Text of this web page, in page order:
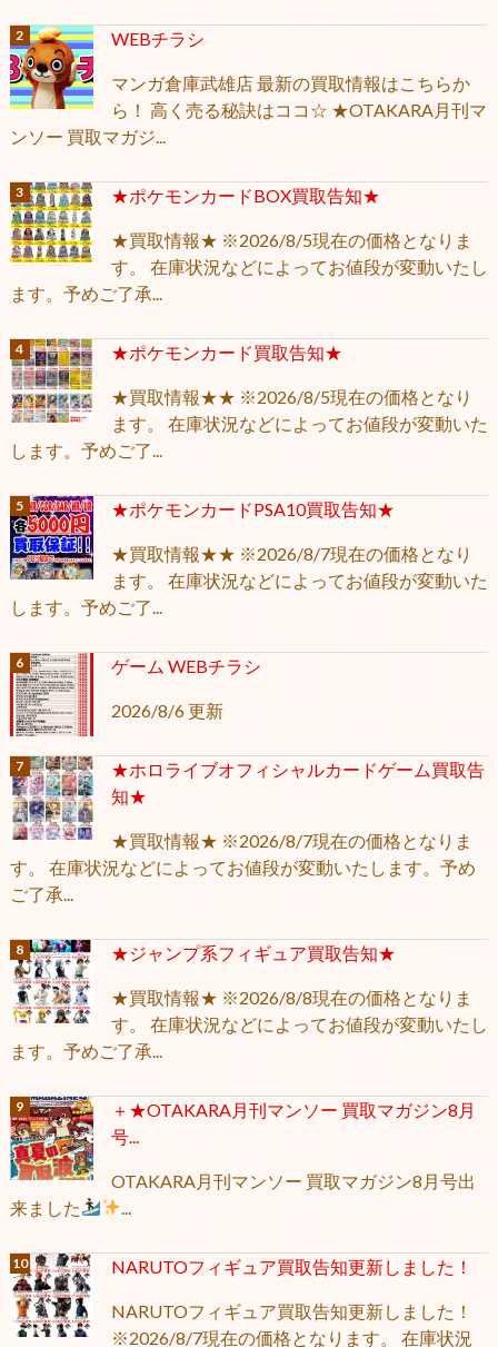
WEBチラシ
マンガ倉庫武雄店 最新の買取情報はこちらか
ら！ 高く売る秘訣はココ☆ ★OTAKARA月刊マ
ンソー 買取マガジ...
★ポケモンカードBOX買取告知★
★買取情報★ ※2026/8/5現在の価格となりま
す。 在庫状況などによってお値段が変動いたし
ます。予めご了承...
★ポケモンカード買取告知★
★買取情報★★ ※2026/8/5現在の価格となり
ます。 在庫状況などによってお値段が変動いた
します。予めご了...
★ポケモンカードPSA10買取告知★
★買取情報★★ ※2026/8/7現在の価格となり
ます。 在庫状況などによってお値段が変動いた
します。予めご了...
ゲーム WEBチラシ
2026/8/6 更新
★ホロライブオフィシャルカードゲーム買取告
知★
★買取情報★ ※2026/8/7現在の価格となりま
す。 在庫状況などによってお値段が変動いたします。予め
ご了承...
★ジャンプ系フィギュア買取告知★
★買取情報★ ※2026/8/8現在の価格となりま
す。 在庫状況などによってお値段が変動いたし
ます。予めご了承...
＋★OTAKARA月刊マンソー 買取マガジン8月
号...
OTAKARA月刊マンソー 買取マガジン8月号出
来ました
NARUTOフィギュア買取告知更新しました！
NARUTOフィギュア買取告知更新しました！
※2026/8/7現在の価格となります。 在庫状況